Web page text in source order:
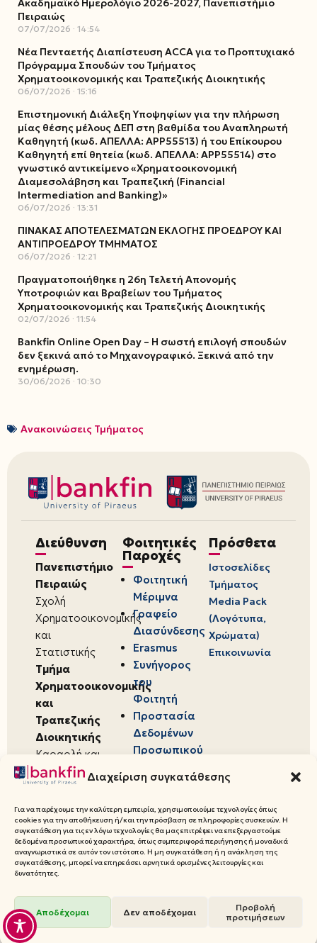
Διαχείριση συγκατάθεσης
Για να παρέχουμε την καλύτερη εμπειρία, χρησιμοποιούμε τεχνολογίες όπως
cookies για την αποθήκευση ή/και την πρόσβαση σε πληροφορίες συσκευών. Η
συγκατάθεση για τις εν λόγω τεχνολογίες θα μας επιτρέψει να επεξεργαστούμε
δεδομένα προσωπικού χαρακτήρα, όπως συμπεριφορά περιήγησης ή μοναδικά
αναγνωριστικά σε αυτόν τον ιστότοπο. Η μη συγκατάθεση ή η ανάκληση της
συγκατάθεσης, μπορεί να επηρεάσει αρνητικά ορισμένες λειτουργίες και
δυνατότητες.
Αποδέχομαι Δεν αποδέχομαι
Προβολή
προτιμήσεων
Ακαδημαϊκό Ημερολόγιο 2026-2027, Πανεπιστήμιο
Πειραιώς
07/07/2026 14:54
Νέα Πενταετής Διαπίστευση ACCA για το Προπτυχιακό
Πρόγραμμα Σπουδών του Τμήματος
Χρηματοοικονομικής και Τραπεζικής Διοικητικής
06/07/2026 15:16
Επιστημονική Διάλεξη Υποψηφίων για την πλήρωση
μίας θέσης μέλους ΔΕΠ στη βαθμίδα του Αναπληρωτή
Καθηγητή (κωδ. ΑΠΕΛΛΑ: ΑΡΡ55513) ή του Επίκουρου
Καθηγητή επί θητεία (κωδ. ΑΠΕΛΛΑ: ΑΡΡ55514) στο
γνωστικό αντικείμενο «Χρηματοοικονομική
Διαμεσολάβηση και Τραπεζική (Financial
Intermediation and Banking)»
06/07/2026 13:31
ΠΙΝΑΚΑΣ ΑΠΟΤΕΛΕΣΜΑΤΩΝ ΕΚΛΟΓΗΣ ΠΡΟΕΔΡΟΥ ΚΑΙ
ΑΝΤΙΠΡΟΕΔΡΟΥ ΤΜΗΜΑΤΟΣ
06/07/2026 12:21
Πραγματοποιήθηκε η 26η Τελετή Απονομής
Υποτροφιών και Βραβείων του Τμήματος
Χρηματοοικονομικής και Τραπεζικής Διοικητικής
02/07/2026 11:54
Bankfin Online Open Day – Η σωστή επιλογή σπουδών
δεν ξεκινά από το Μηχανογραφικό. Ξεκινά από την
ενημέρωση.
30/06/2026 10:30
Ανακοινώσεις Τμήματος
Διεύθυνση
Πανεπιστήμιο
Πειραιώς
Σχολή
Χρηματοοικονομικής
και
Στατιστικής
Τμήμα
Χρηματοοικονομικής
και
Τραπεζικής
Διοικητικής
Καραολή και
Δημητρίου 80,
18534,
Πειραιάς
Φοιτητικές
Παροχές
Φοιτητική
Μέριμνα
Γραφείο
Διασύνδεσης
Erasmus
Συνήγορος
του
Φοιτητή
Προστασία
Δεδομένων
Προσωπικού
Πρόσθετα
Ιστοσελίδες
Τμήματος
Media Pack
(Λογότυπα,
Χρώματα)
Επικοινωνία
© 2026 Πανεπιστήμιο Πειραιώς,
Τραπεζικής Διοικητικής